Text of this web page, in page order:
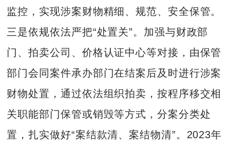
监控，实现涉案财物精细、规范、安全保管。
三是依规依法严把“处置关”。加强与财政部
门、拍卖公司、价格认证中心等对接，由保管
部门会同案件承办部门在结案后及时进行涉案
财物处置，通过依法组织拍卖，按程序移交相
关职能部门保管或销毁等方式，分案分类处
置，扎实做好“案结款清、案结物清”。2023年